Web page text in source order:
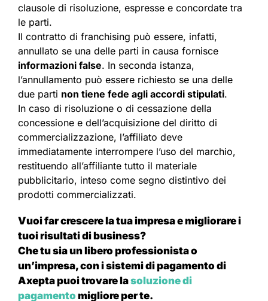
clausole di risoluzione, espresse e concordate tra
le parti.
Il contratto di franchising può essere, infatti,
annullato se una delle parti in causa fornisce
informazioni false. In seconda istanza,
l’annullamento può essere richiesto se una delle
due parti non tiene fede agli accordi stipulati.
In caso di risoluzione o di cessazione della
concessione e dell’acquisizione del diritto di
commercializzazione, l’affiliato deve
immediatamente interrompere l’uso del marchio,
restituendo all’affiliante tutto il materiale
pubblicitario, inteso come segno distintivo dei
prodotti commercializzati.
Vuoi far crescere la tua impresa e migliorare i
tuoi risultati di business?
Che tu sia un libero professionista o
un’impresa, con i sistemi di pagamento di
Axepta puoi trovare lasoluzione di
pagamento migliore per te.